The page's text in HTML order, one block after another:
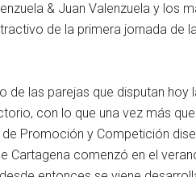
& Juan Valenzuela y los
de la primera jornada de
de las parejas que disputan hoy
con lo que una vez más
Promoción y Competición
Cartagena comenzó en el